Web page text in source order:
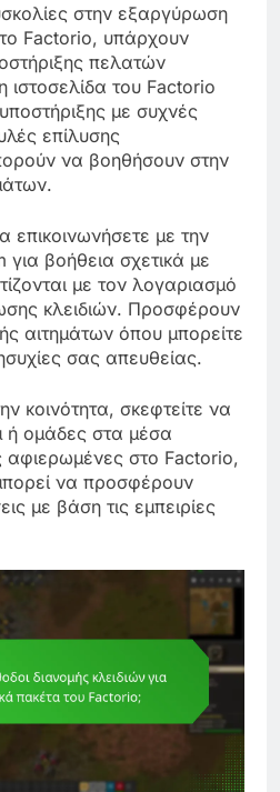
στην εξαργύρωση
το Factorio, υπάρχουν
πελατών
ιστοσελίδα του Factorio
με συχνές
επίλυσης
να βοηθήσουν στην
επικοινωνήσετε με την
για βοήθεια σχετικά με
με τον λογαριασμό
κλειδιών. Προσφέρουν
αιτημάτων όπου μπορείτε
σας απευθείας.
κοινότητα, σκεφτείτε να
ή ομάδες στα μέσα
αφιερωμένες στο Factorio,
να προσφέρουν
με βάση τις εμπειρίες